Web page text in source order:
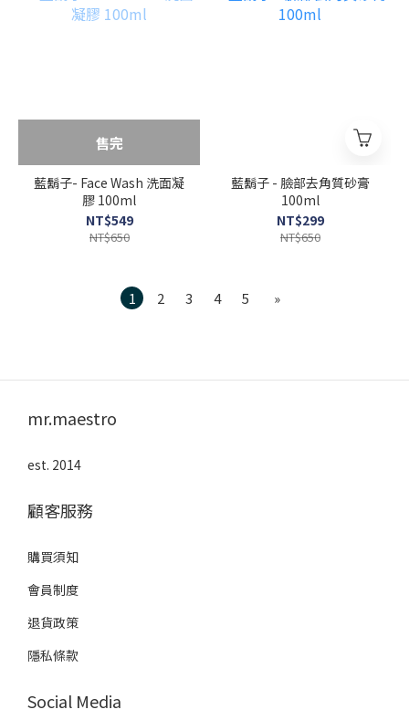
售完
藍鬍子- Face Wash 洗面凝
膠 100ml
NT$549
NT$650
藍鬍子 - 臉部去角質砂膏
100ml
NT$299
NT$650
1 2 3 4 5 »
mr.maestro
est. 2014
顧客服務
購買須知
會員制度
退貨政策
隱私條款
Social Media